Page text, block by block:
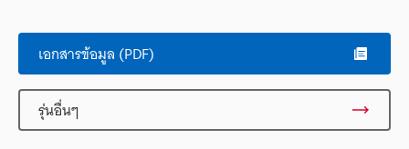
เอกสารข้อมูล (PDF)
รุ่นอื่นๆ